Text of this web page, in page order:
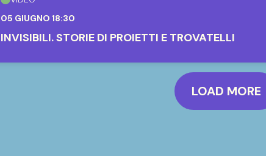
05 GIUGNO 18:30
INVISIBILI. STORIE DI PROIETTI E TROVATELLI
LOAD MORE